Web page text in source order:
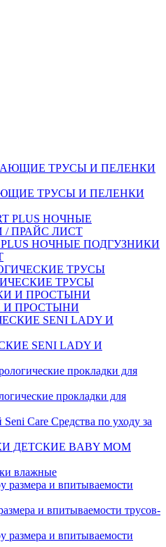
ТРУСЫ И ПЕЛЕНКИ
PLUS НОЧНЫЕ ПОДГУЗНИКИ
ТРУСЫ
И ПРОСТЫНИ
SENI LADY И
прокладки для
Средства по уходу за
BABY MOM
влажные
и впитываемости трусов-